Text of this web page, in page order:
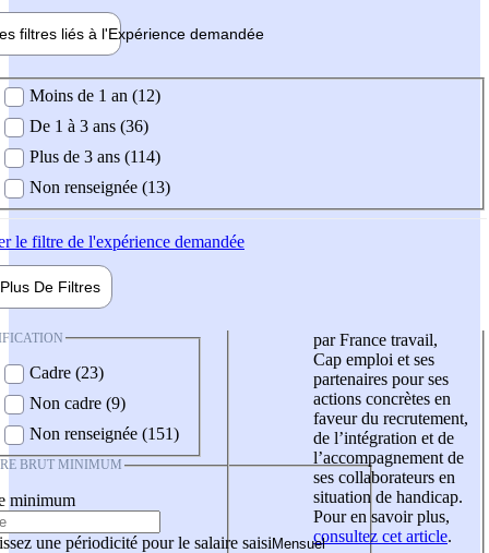
filtres liés à l'Expérience demandée
demandée
Moins de 1 an (12)
De 1 à 3 ans (36)
Plus de 3 ans (114)
Non renseignée (13)
le filtre de l'expérience demandée
Plus De Filtres
Cadre (23)
Non cadre (9)
Non renseignée (151)
BRUT MINIMUM
minimum
une périodicité pour le salaire saisi
par France travail,
Cap emploi et ses
partenaires pour ses
actions concrètes en
faveur du recrutement,
de l’intégration et de
l’accompagnement de
ses collaborateurs en
situation de handicap.
Pour en savoir plus,
consultez cet article.